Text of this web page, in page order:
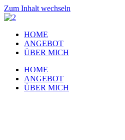
Zum Inhalt wechseln
HOME
ANGEBOT
ÜBER MICH
HOME
ANGEBOT
ÜBER MICH